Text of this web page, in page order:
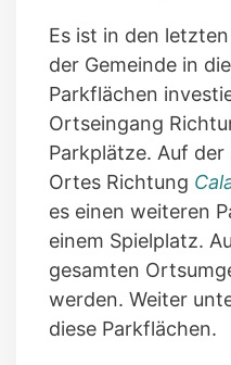
Es ist in den
der Gemeinde in
Parkflächen
Ortseingang
Parkplätze. Auf
Ortes Richtung
es einen weiteren
einem Spielplatz.
gesamten
werden. Weiter
diese Parkflächen.